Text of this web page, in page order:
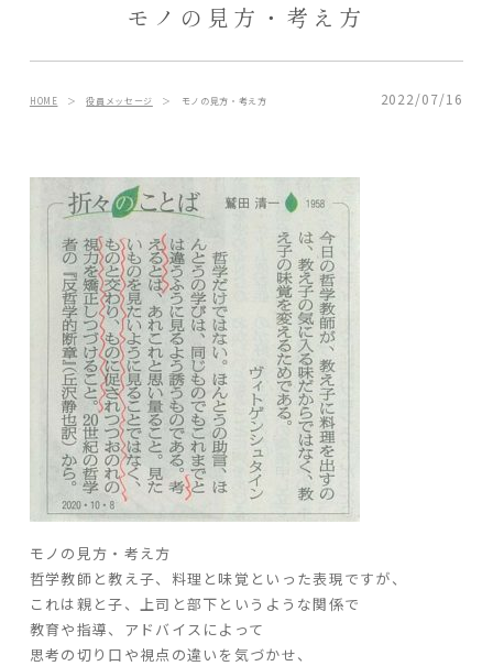
ARS HOMEとは
- ARS WAY
- 設計コンセプト
- 商品コンセプト
デザイン
- 空間デザイン
- 内観デザイン
- 生活デザイン
- 外構デザイン
性能
- 高断熱性能
- 高耐震性能
- 高耐久性能
- 保証
お知らせ
モノの見方・考え方
HOME ＞役員メッセージ ＞ モノの見方・考え方 2022/07/16
モノの見方・考え方
哲学教師と教え子、料理と味覚といった表現ですが、
これは親と子、上司と部下というような関係で
教育や指導、アドバイスによって
思考の切り口や視点の違いを気づかせ、